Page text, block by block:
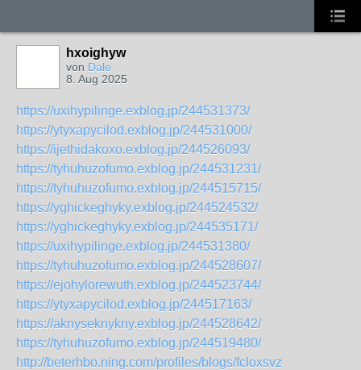
hxoighyw
von Dale
8. Aug 2025
https://uxihypilinge.exblog.jp/244531373/
https://ytyxapycilod.exblog.jp/244531000/
https://ijethidakoxo.exblog.jp/244526093/
https://tyhuhuzofumo.exblog.jp/244531231/
https://tyhuhuzofumo.exblog.jp/244515715/
https://yghickeghyky.exblog.jp/244524532/
https://yghickeghyky.exblog.jp/244535171/
https://uxihypilinge.exblog.jp/244531380/
https://tyhuhuzofumo.exblog.jp/244528607/
https://ejohylorewuth.exblog.jp/244523744/
https://ytyxapycilod.exblog.jp/244517163/
https://aknyseknykny.exblog.jp/244528642/
https://tyhuhuzofumo.exblog.jp/244519480/
http://beterhbo.ning.com/profiles/blogs/fcloxsvz